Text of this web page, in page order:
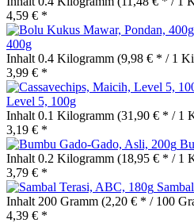
4,59 € *
400g
Inhalt 0.4 Kilogramm (9,98 € * / 1
3,99 € *
Level 5, 100g
Inhalt 0.1 Kilogramm (31,90 € * / 1
3,19 € *
Inhalt 0.2 Kilogramm (18,95 € * / 1
3,79 € *
Inhalt 200 Gramm (2,20 € * / 100
4,39 € *